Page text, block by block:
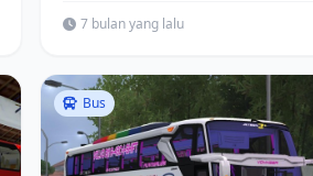
7 bulan yang lalu
Bus